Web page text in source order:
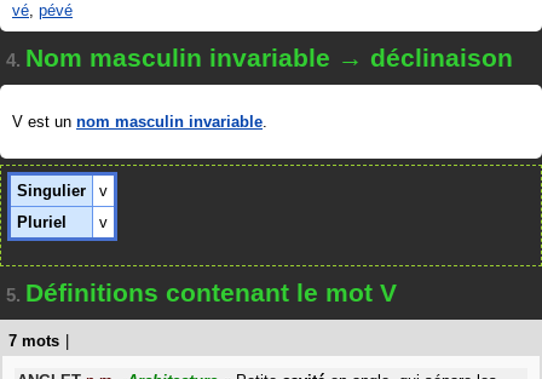
vé, pévé
4. Nom masculin invariable → déclinaison
V est un nom masculin invariable.
Singulier
v
Pluriel
v
5. Définitions contenant le mot V
7 mots